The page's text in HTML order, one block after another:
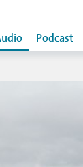
Podcast